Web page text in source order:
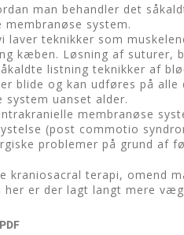
man behandler det
membranøse system.
laver teknikker som
kæben. Løsning af suturer,
listning teknikker af
blide og kan udføres på
system uanset alder.
membranøse
(post commotio
problemer på grund af
kraniosacral terapi, omend
her er der lagt langt mere